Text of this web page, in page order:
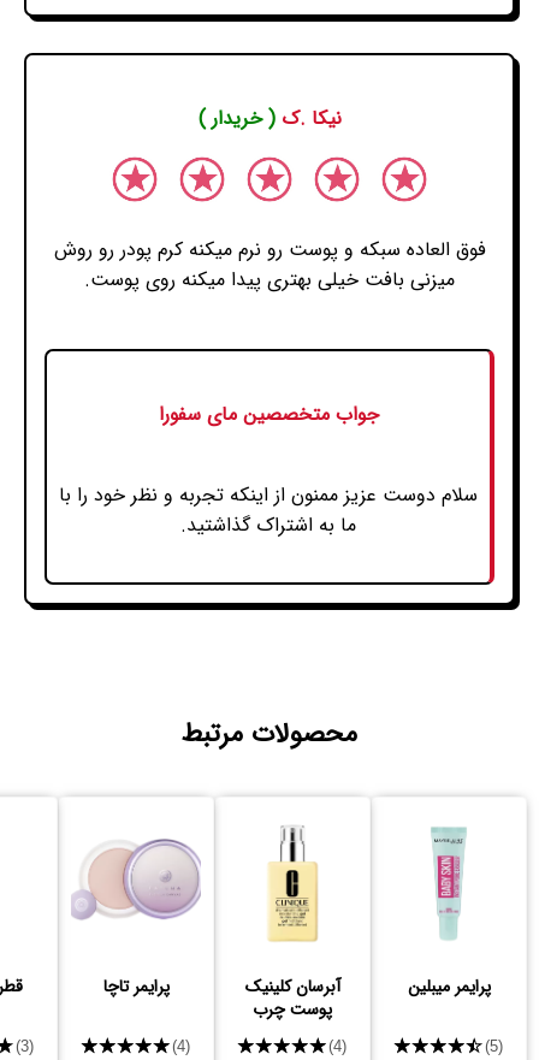
نیکا .ک( خریدار )
فوق العاده سبکه و پوست رو نرم میکنه کرم پودر رو روش
میزنی بافت خیلی بهتری پیدا میکنه روی پوست.
جواب متخصصین مای سفورا
سلام دوست عزیز ممنون از اینکه تجربه و نظر خود را با
ما به اشتراک گذاشتید.
محصولات مرتبط
پرایمر میبلین
★★★★★(5)
آبرسان کلینیک
پوست چرب
★★★★★(4)
پرایمر تاچا
★★★★★(4)
(3)